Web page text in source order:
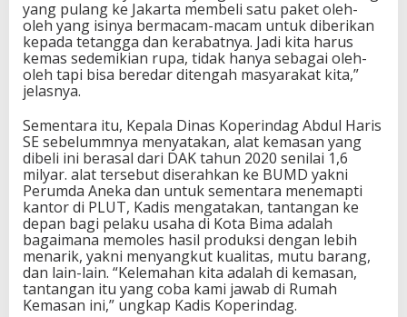
yang pulang ke Jakarta membeli satu paket oleh-
oleh yang isinya bermacam-macam untuk diberikan
kepada tetangga dan kerabatnya. Jadi kita harus
kemas sedemikian rupa, tidak hanya sebagai oleh-
oleh tapi bisa beredar ditengah masyarakat kita,”
jelasnya.
Sementara itu, Kepala Dinas Koperindag Abdul Haris
SE sebelummnya menyatakan, alat kemasan yang
dibeli ini berasal dari DAK tahun 2020 senilai 1,6
milyar. alat tersebut diserahkan ke BUMD yakni
Perumda Aneka dan untuk sementara menemapti
kantor di PLUT, Kadis mengatakan, tantangan ke
depan bagi pelaku usaha di Kota Bima adalah
bagaimana memoles hasil produksi dengan lebih
menarik, yakni menyangkut kualitas, mutu barang,
dan lain-lain. “Kelemahan kita adalah di kemasan,
tantangan itu yang coba kami jawab di Rumah
Kemasan ini,” ungkap Kadis Koperindag.